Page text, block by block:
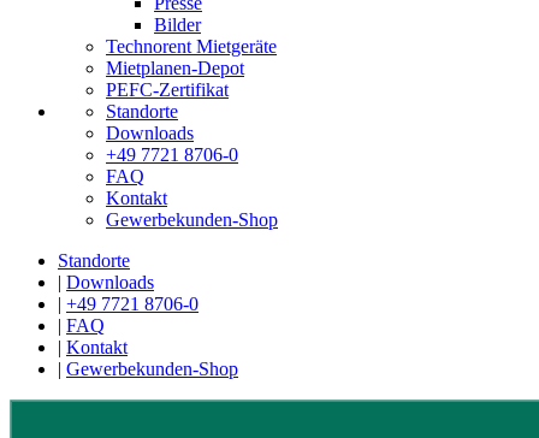
Bilder
Technorent Mietgeräte
Mietplanen-Depot
PEFC-Zertifikat
Standorte
Downloads
+49 7721 8706-0
FAQ
Kontakt
Gewerbekunden-Shop
Standorte
| Downloads
| +49 7721 8706-0
| FAQ
| Kontakt
| Gewerbekunden-Shop